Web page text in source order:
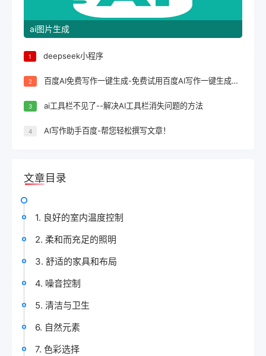
ai图片生成
1 deepseek小程序
2 百度AI免费写作一键生成-免费试用百度AI写作一键生成，轻松完成文案创作！
3 ai工具栏不见了--解决AI工具栏消失问题的方法
4 AI写作助手百度-帮您轻松撰写文章！
文章目录
1. 良好的室内温度控制
2. 柔和而充足的照明
3. 舒适的家具和布局
4. 噪音控制
5. 清洁与卫生
6. 自然元素
7. 色彩选择